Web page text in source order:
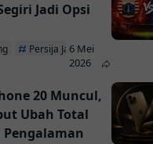
Jadi Opsi
Persija Jakarta
6 Mei
2026
20 Muncul,
Ubah Total
Pengalaman